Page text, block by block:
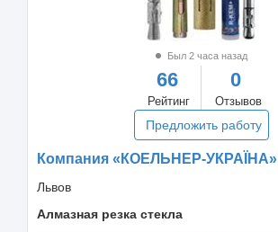
Был 2 часа назад
66
Рейтинг
0
Отзывов
Предложить работу
Компания «КОЕЛЬНЕР-УКРАЇНА»
Львов
Алмазная резка стекла